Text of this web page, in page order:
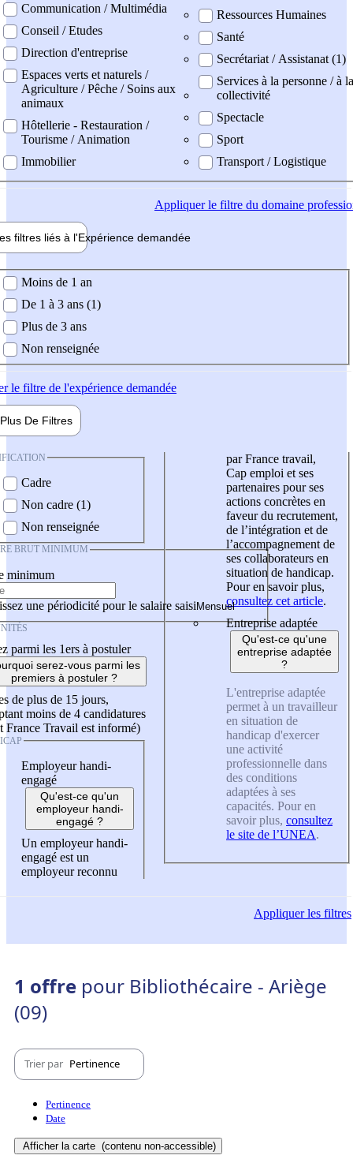
Communication / Multimédia
Conseil / Etudes
Direction d'entreprise
Espaces verts et naturels /
Agriculture / Pêche / Soins aux
animaux
Hôtellerie - Restauration /
Tourisme / Animation
Immobilier
Ressources Humaines
Santé
Secrétariat / Assistanat (1)
Services à la personne / à la
collectivité
Spectacle
Sport
Transport / Logistique
Appliquerle filtre du domaine
filtres liés à l'Expérience demandée
demandée
Moins de 1 an
De 1 à 3 ans (1)
Plus de 3 ans
Non renseignée
le filtre de l'expérience demandée
Plus De Filtres
Cadre
Non cadre (1)
Non renseignée
BRUT MINIMUM
minimum
une périodicité pour le salaire saisi
parmi les 1ers à postuler
serez-vous parmi les
premiers à postuler ?
de plus de 15 jours,
moins de 4 candidatures
France Travail est informé)
Employeur handi-
engagé
Qu'est-ce qu'un
employeur handi-
engagé ?
Un employeur handi-
engagé est un
employeur reconnu
par France travail,
Cap emploi et ses
partenaires pour ses
actions concrètes en
faveur du recrutement,
de l’intégration et de
l’accompagnement de
ses collaborateurs en
situation de handicap.
Pour en savoir plus,
consultez cet article.
Entreprise adaptée
Qu'est-ce qu'une
entreprise adaptée
?
L'entreprise adaptée
permet à un travailleur
en situation de
handicap d'exercer
une activité
professionnelle dans
des conditions
adaptées à ses
capacités. Pour en
savoir plus, consultez
le site de l’UNEA.
Appliquerles filtres
1 offre pour Bibliothécaire - Ariège
(09)
Trier par Pertinence
Pertinence
Date
Afficher la carte (contenu non-accessible)